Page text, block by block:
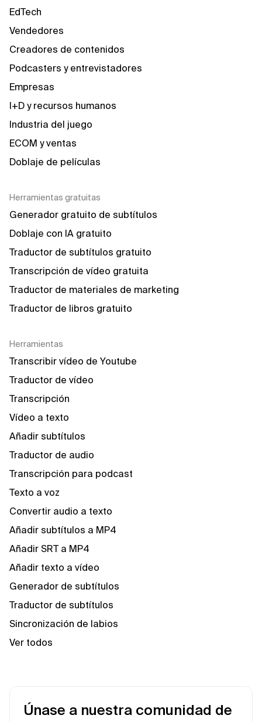
EdTech
Vendedores
Creadores de contenidos
Podcasters y entrevistadores
Empresas
I+D y recursos humanos
Industria del juego
ECOM y ventas
Doblaje de películas
Herramientas gratuitas
Generador gratuito de subtítulos
Doblaje con IA gratuito
Traductor de subtítulos gratuito
Transcripción de vídeo gratuita
Traductor de materiales de marketing
Traductor de libros gratuito
Herramientas
Transcribir vídeo de Youtube
Traductor de vídeo
Transcripción
Vídeo a texto
Añadir subtítulos
Traductor de audio
Transcripción para podcast
Texto a voz
Convertir audio a texto
Añadir subtítulos a MP4
Añadir SRT a MP4
Añadir texto a vídeo
Generador de subtítulos
Traductor de subtítulos
Sincronización de labios
Ver todos
Únase a nuestra comunidad de